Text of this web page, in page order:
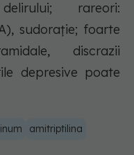
rareori:
sudoraţie; foarte
discrazii
depresive poate
amitriptilina